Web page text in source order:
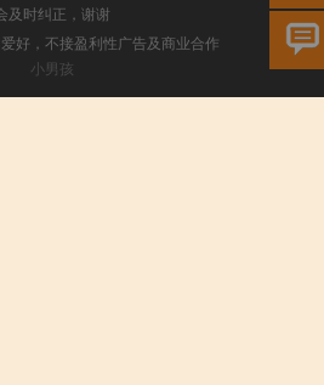
及时纠正，谢谢
好，不接盈利性广告及商业合作
小男孩